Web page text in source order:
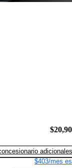
adicionales
$403/mes